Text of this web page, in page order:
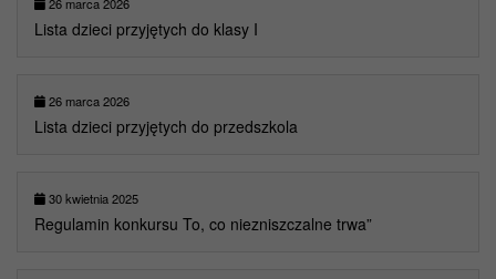
Lista dzieci przyjętych do klasy I
26 marca 2026
Lista dzieci przyjętych do przedszkola
30 kwietnia 2025
Regulamin konkursu To, co niezniszczalne trwa”